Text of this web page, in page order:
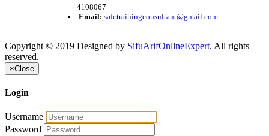
4108067
Email: safctrainingconsultant@gmail. com
Copyright © 2019 Designed by SifuArifOnlineExpert. All rights
reserved.
×Close
Login
Username
Password